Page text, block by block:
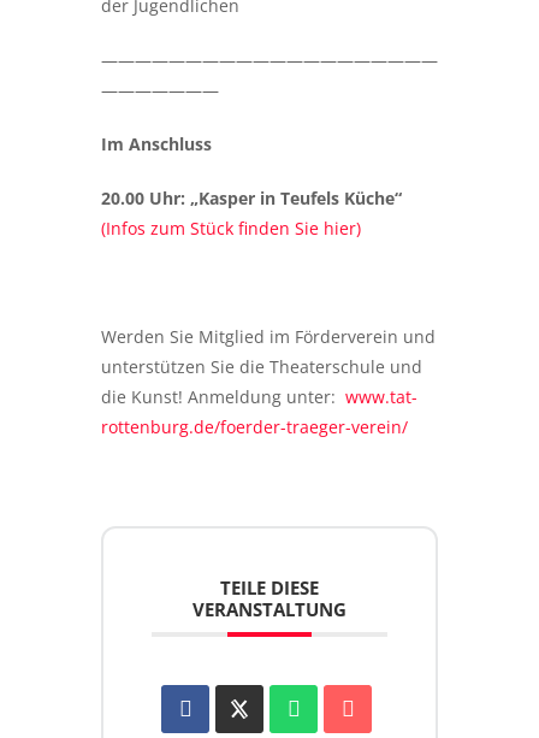
der Jugendlichen
————————————————————
———————
Im Anschluss
20.00 Uhr: „Kasper in Teufels Küche“
(Infos zum Stück finden Sie hier)
Werden Sie Mitglied im Förderverein und
unterstützen Sie die Theaterschule und
die Kunst! Anmeldung unter: www.tat-
rottenburg.de/foerder-traeger-verein/
TEILE DIESE
VERANSTALTUNG